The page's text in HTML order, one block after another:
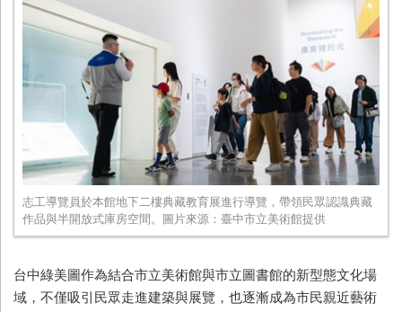
志工導覽員於本館地下二樓典藏教育展進行導覽，帶領民眾認識典藏
作品與半開放式庫房空間。圖片來源：臺中市立美術館提供
台中綠美圖作為結合市立美術館與市立圖書館的新型態文化場
域，不僅吸引民眾走進建築與展覽，也逐漸成為市民親近藝術